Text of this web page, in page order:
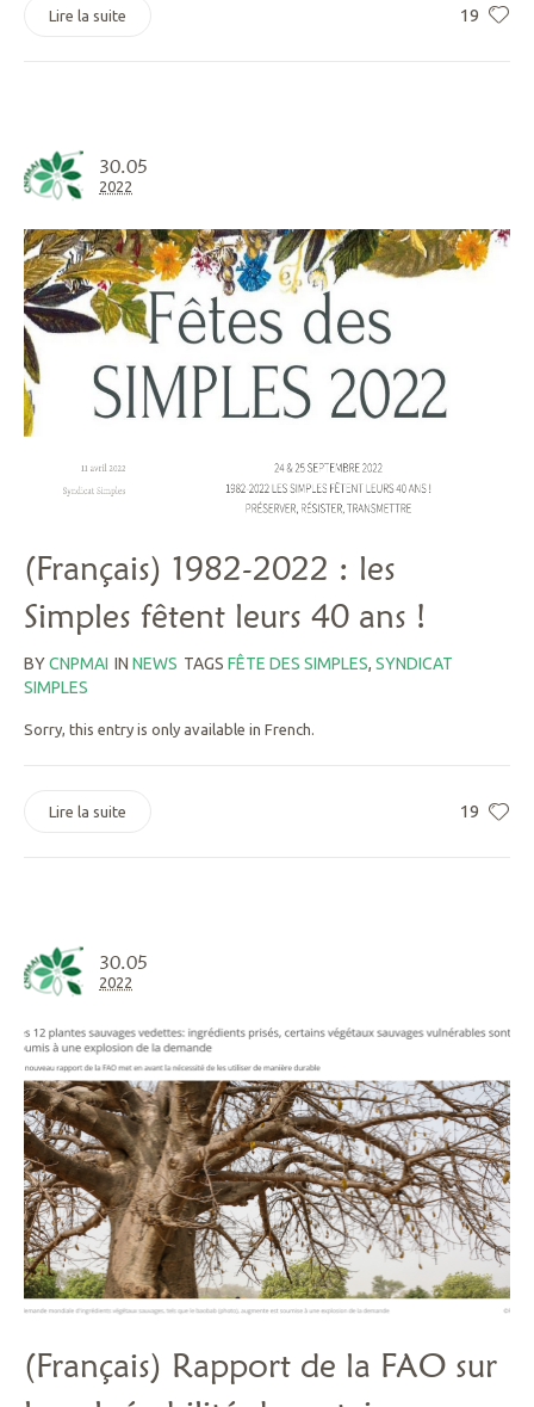
19
Lire la suite
30.05
2022
(Français) 1982-2022 : les
Simples fêtent leurs 40 ans !
BYCNPMAI IN NEWS TAGS FÊTE DES SIMPLES, SYNDICAT
SIMPLES
Sorry, this entry is only available in French.
19
Lire la suite
30.05
2022
(Français) Rapport de la FAO sur